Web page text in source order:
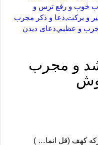
خوب و رفع ترس و
و برکت,دعا و ذکر مجرب
و عظیم,دعای دیدن
شد و مجرب